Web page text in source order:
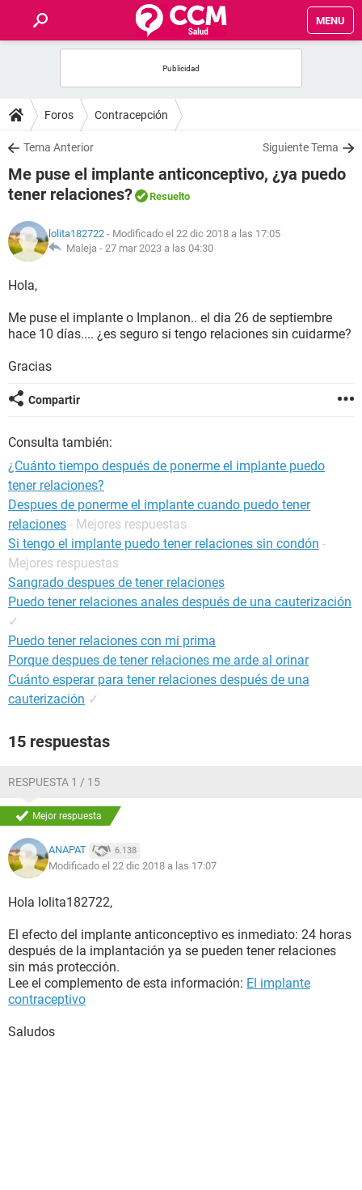
MENU
FOROS
SALUD
FAMILIA
NUTRICIÓN
SEXUALIDAD
Foros Contracepción
Tema Anterior Siguiente Tema
Me puse el implante anticonceptivo, ¿ya puedo
tener relaciones?
Resuelto
lolita182722 - Modificado el 22 dic 2018 a las 17:05
Maleja - 27 mar 2023 a las 04:30
Hola,
Me puse el implante o Implanon.. el dia 26 de septiembre
hace 10 días.... ¿es seguro si tengo relaciones sin cuidarme?
Gracias
Compartir
Consulta también:
¿Cuánto tiempo después de ponerme el implante puedo
tener relaciones?
Despues de ponerme el implante cuando puedo tener
relaciones - Mejores respuestas
Si tengo el implante puedo tener relaciones sin condón -
Mejores respuestas
Sangrado despues de tener relaciones
Puedo tener relaciones anales después de una cauterización
✓
Puedo tener relaciones con mi prima
Porque despues de tener relaciones me arde al orinar
Cuánto esperar para tener relaciones después de una
cauterización ✓
15 respuestas
RESPUESTA 1 / 15
Mejor respuesta
ANAPAT 6.138
Modificado el 22 dic 2018 a las 17:07
Hola lolita182722,
El efecto del implante anticonceptivo es inmediato: 24 horas
después de la implantación ya se pueden tener relaciones
sin más protección.
Lee el complemento de esta información: El implante
contraceptivo
Saludos